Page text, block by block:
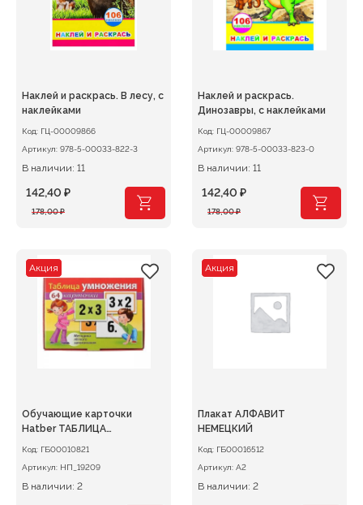
Наклей и раскрась. В лесу, с
наклейками
Код: ГЦ-00009866
Артикул: 978-5-00033-822-3
В наличии: 11
178,00₽
Первоначальная
178,00 ₽.
142,40 ₽
Текущая
Наклей и раскрась.
Динозавры, с наклейками
Код: ГЦ-00009867
Артикул: 978-5-00033-823-0
В наличии: 11
178,00₽
Первоначальная
178,00 ₽.
142,40 ₽
Текущая
Акция
Обучающие карточки
Hatber ТАБЛИЦА
УМНОЖЕНИЯ
Код: ГБ00010821
Артикул: НП_19209
В наличии: 2
Акция
Плакат АЛФАВИТ
НЕМЕЦКИЙ
Код: ГБ00016512
Артикул: А2
В наличии: 2